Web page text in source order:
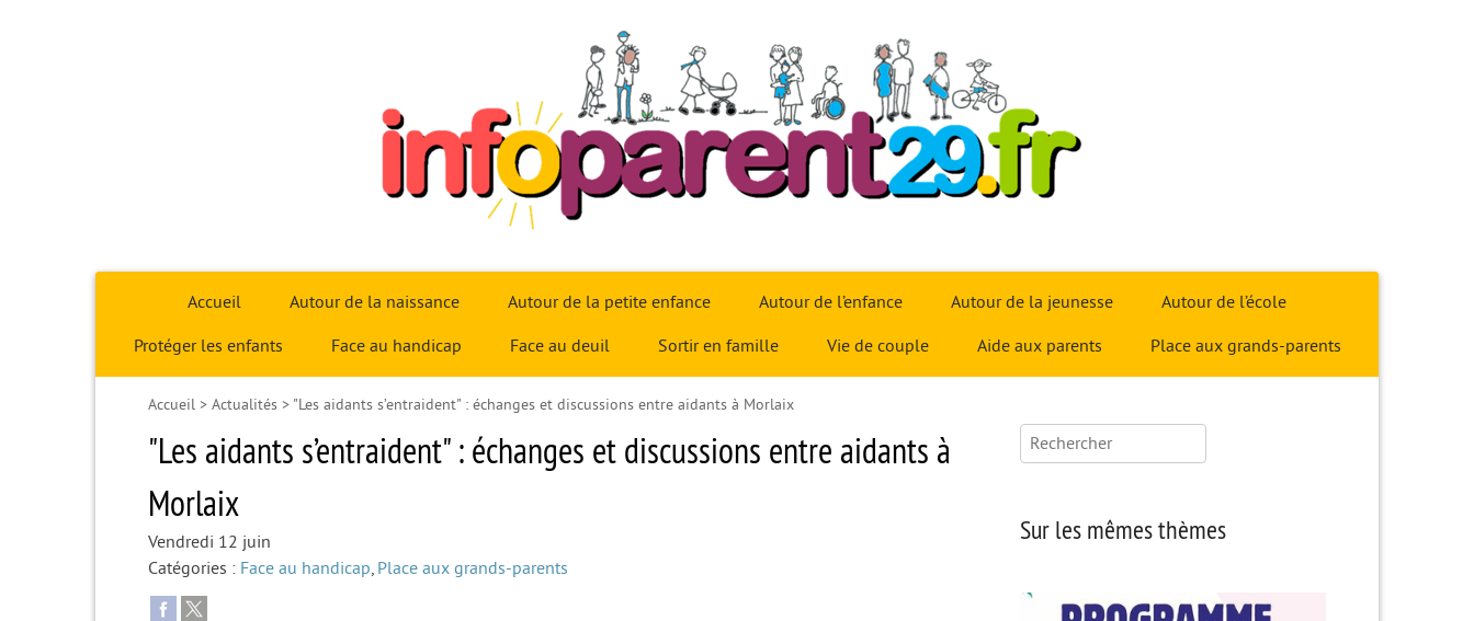
Infoparent29
Accueil Autour de la naissance Autour de la petite enfance Autour de l’enfance Autour de la jeunesse Autour de l’école
Protéger les enfants Face au handicap Face au deuil Sortir en famille Vie de couple Aide aux parents Place aux grands-parents
Accueil > Actualités > "Les aidants s’entraident" : échanges et discussions entre aidants à Morlaix
"Les aidants s’entraident" : échanges et discussions entre aidants à
Morlaix
Vendredi 12 juin
Catégories : Face au handicap, Place aux grands-parents
Rechercher :
Sur les mêmes thèmes